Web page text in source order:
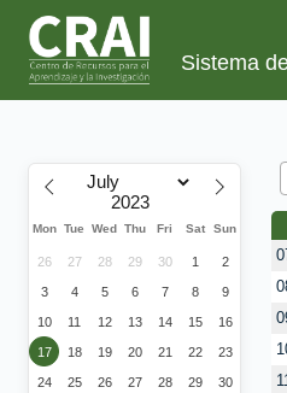
Sistema
Mon Tue Wed Thu Fri Sat Sun
26 27 28 29 30 1 2
3 4 5 6 7 8 9
10 11 12 13 14 15 16
17 18 19 20 21 22 23
24 25 26 27 28 29 30